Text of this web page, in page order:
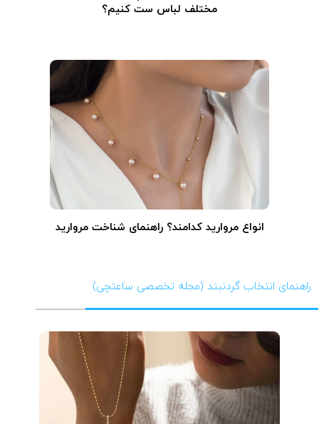
مختلف لباس ست کنیم؟
انواع مروارید کدامند؟ راهنمای شناخت مروارید
راهنمای انتخاب گردنبند (مجله تخصصی ساعتچی)